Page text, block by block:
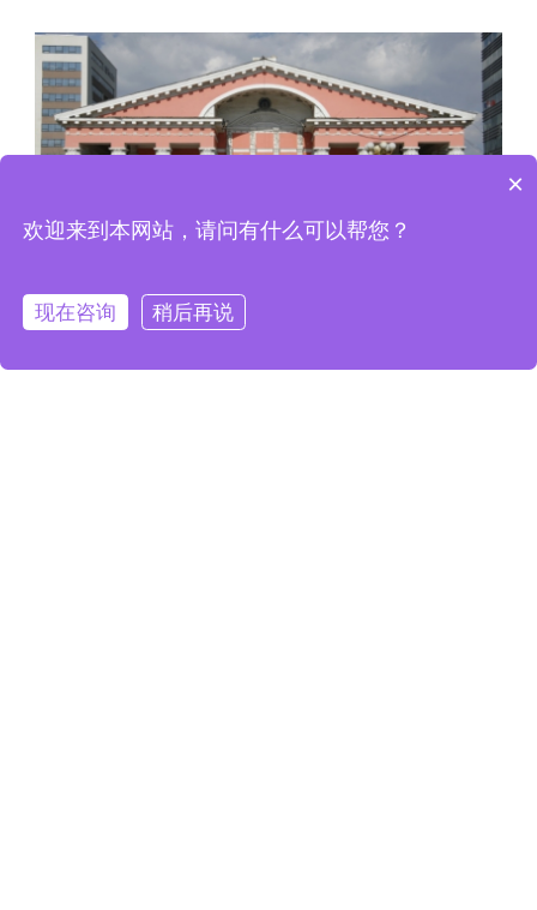
×
欢迎来到本网站，请问有什么可以帮您？
现在咨询 稍后再说